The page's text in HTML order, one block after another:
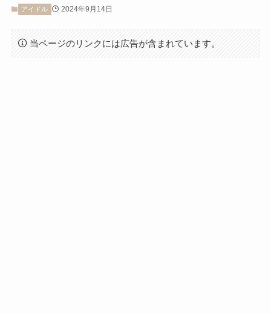
アイドル 2024年9月14日
当ページのリンクには広告が含まれています。